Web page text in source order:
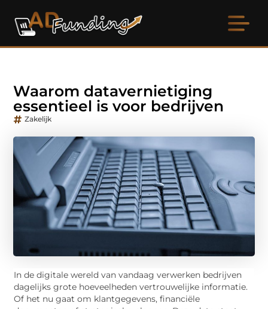
Waarom datavernietiging
essentieel is voor bedrijven
Zakelijk
In de digitale wereld van vandaag verwerken bedrijven
dagelijks grote hoeveelheden vertrouwelijke informatie.
Of het nu gaat om klantgegevens, financiële